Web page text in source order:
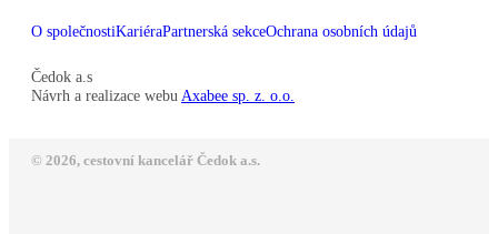
O společnostiKariéraPartnerská sekceOchrana osobních údajů
Čedok a.s
Návrh a realizace webu Axabee sp. z. o.o.
© 2026, cestovní kancelář Čedok a.s.